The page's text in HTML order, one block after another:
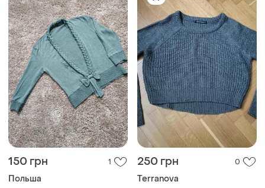
150 грн 1
Польша
250 грн 0
Terranova